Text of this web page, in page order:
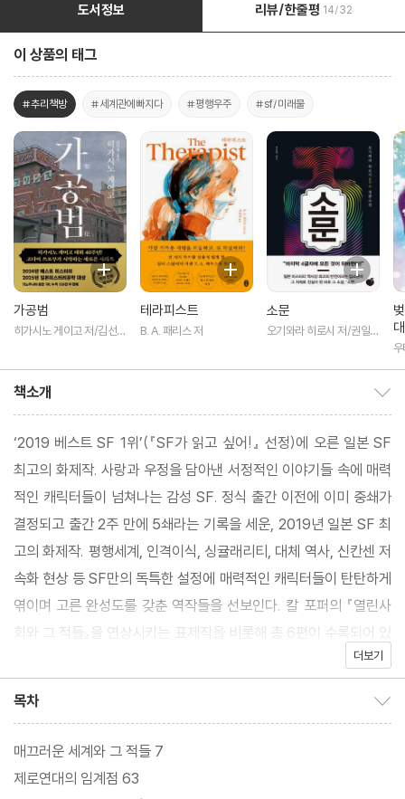
도서정보 리뷰/한줄평 14/32
이 상품의 태그
#추리책방 #세계관에빠지다 #평행우주 #sf/미래물
가공범
히가시노 게이고 저/김선영
테라피스트
B. A. 패리스 저
소문
오기와라 히로시 저/권일영
우
책소개
‘2019 베스트 SF 1위’(『SF가 읽고 싶어!』 선정)에 오른 일본 SF
최고의 화제작. 사랑과 우정을 담아낸 서정적인 이야기들 속에 매력
적인 캐릭터들이 넘쳐나는 감성 SF. 정식 출간 이전에 이미 중쇄가
결정되고 출간 2주 만에 5쇄라는 기록을 세운, 2019년 일본 SF 최
고의 화제작. 평행세계, 인격이식, 싱귤래리티, 대체 역사, 신칸센 저
속화 현상 등 SF만의 독특한 설정에 매력적인 캐릭터들이 탄탄하게
엮이며 고른 완성도를 갖춘 역작들을 선보인다. 칼 포퍼의 『열린사
회와 그 적들』을 연상시키는 표제작을 비롯해 총 6편이 수록되어 있
더보기
목차
매끄러운 세계와 그 적들 7
제로연대의 임계점 63